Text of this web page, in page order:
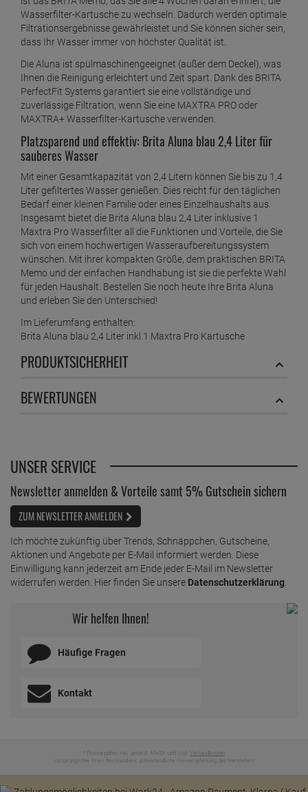
Wasserfilter-Kartusche zu wechseln. Dadurch werden optimale
Filtrationsergebnisse gewährleistet und Sie können sicher sein,
dass Ihr Wasser immer von höchster Qualität ist.
Die Aluna ist spülmaschinengeeignet (außer dem Deckel), was
Ihnen die Reinigung erleichtert und Zeit spart. Dank des BRITA
PerfectFit Systems garantiert sie eine vollständige und
zuverlässige Filtration, wenn Sie eine MAXTRA PRO oder
MAXTRA+ Wasserfilter-Kartusche verwenden.
Platzsparend und effektiv: Brita Aluna blau 2,4 Liter für
sauberes Wasser
Mit einer Gesamtkapazität von 2,4 Litern können Sie bis zu 1,4
Liter gefiltertes Wasser genießen. Dies reicht für den täglichen
Bedarf einer kleinen Familie oder eines Einzelhaushalts aus.
Insgesamt bietet die Brita Aluna blau 2,4 Liter inklusive 1
Maxtra Pro Wasserfilter all die Funktionen und Vorteile, die Sie
sich von einem hochwertigen Wasseraufbereitungssystem
wünschen. Mit ihrer kompakten Größe, dem praktischen BRITA
Memo und der einfachen Handhabung ist sie die perfekte Wahl
für jeden Haushalt. Bestellen Sie noch heute Ihre Brita Aluna
und erleben Sie den Unterschied!
Im Lieferumfang enthalten:
Brita Aluna blau 2,4 Liter inkl.1 Maxtra Pro Kartusche
PRODUKTSICHERHEIT
BEWERTUNGEN
UNSER SERVICE
Newsletter anmelden & Vorteile samt 5% Gutschein sichern
ZUM NEWSLETTER ANMELDEN
Ich möchte zukünftig über Trends, Schnäppchen, Gutscheine,
Aktionen und Angebote per E-Mail informiert werden. Diese
Einwilligung kann jederzeit am Ende jeder E-Mail im Newsletter
widerrufen werden. Hier finden Sie unsere Datenschutzerklärung
Wir helfen Ihnen!
Häufige Fragen
Kontakt
* Preisangaben inkl. gesetzl. MwSt. und zzgl. Versandkosten
Ursprünglicher Preis des Händlers, Unverbindliche Preisempfehlung des Herstellers